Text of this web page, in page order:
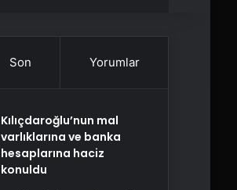
Son Yorumlar
Kılıçdaroğlu’nun mal
varlıklarına ve banka
hesaplarına haciz
konuldu